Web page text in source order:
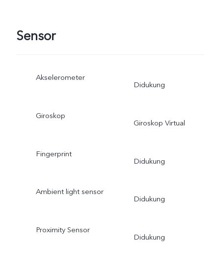
Sensor
Akselerometer
Didukung
Giroskop
Giroskop Virtual
Fingerprint
Didukung
Ambient light sensor
Didukung
Proximity Sensor
Didukung